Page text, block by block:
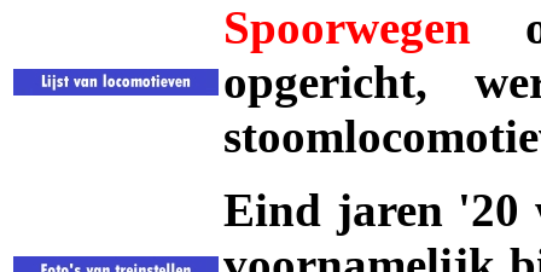
Spoorwegen
opgericht,
Eind jaren '20